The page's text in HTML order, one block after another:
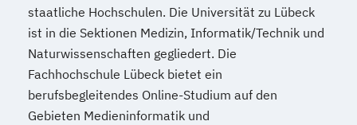
Praxiswissen für den Finanzbereich
Vertriebs- und Handelsmanagement
Wirtschaftsbeziehungen & internationale
Politik
Wirtschaftspsychologie Wirtschaftsrecht
staatliche Hochschulen. Die Universität zu Lübeck
ist in die Sektionen Medizin, Informatik/Technik und
Naturwissenschaften gegliedert. Die
Fachhochschule Lübeck bietet ein
berufsbegleitendes Online-Studium auf den
Gebieten Medieninformatik und